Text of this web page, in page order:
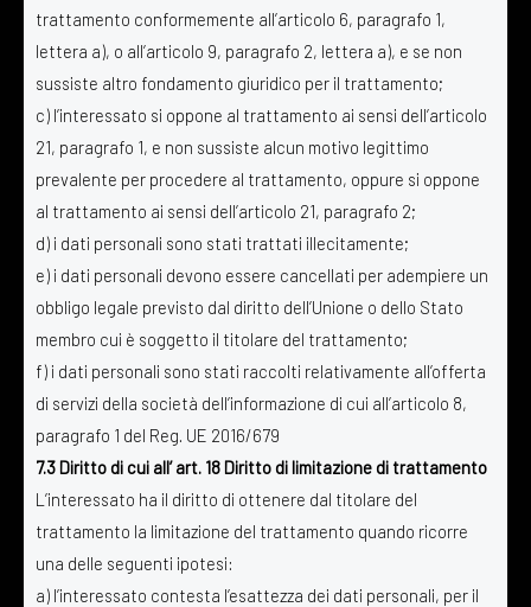
trattamento conformemente all’articolo 6, paragrafo 1,
lettera a), o all’articolo 9, paragrafo 2, lettera a), e se non
sussiste altro fondamento giuridico per il trattamento;
c) l’interessato si oppone al trattamento ai sensi dell’articolo
21, paragrafo 1, e non sussiste alcun motivo legittimo
prevalente per procedere al trattamento, oppure si oppone
al trattamento ai sensi dell’articolo 21, paragrafo 2;
d) i dati personali sono stati trattati illecitamente;
e) i dati personali devono essere cancellati per adempiere un
obbligo legale previsto dal diritto dell’Unione o dello Stato
membro cui è soggetto il titolare del trattamento;
f) i dati personali sono stati raccolti relativamente all’offerta
di servizi della società dell’informazione di cui all’articolo 8,
paragrafo 1 del Reg. UE 2016/679
7.3 Diritto di cui all’ art. 18 Diritto di limitazione di trattamento
L’interessato ha il diritto di ottenere dal titolare del
trattamento la limitazione del trattamento quando ricorre
una delle seguenti ipotesi:
a) l’interessato contesta l’esattezza dei dati personali, per il